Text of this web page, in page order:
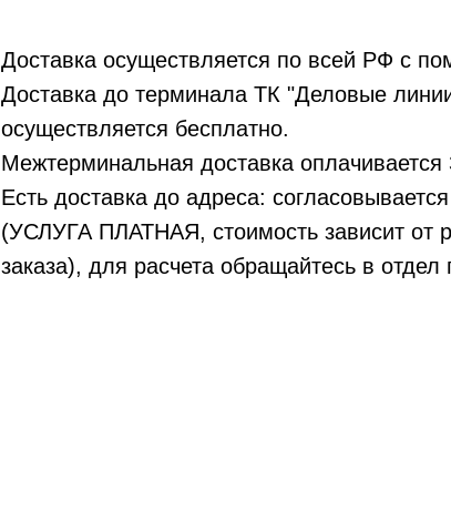
Доставка осуществляется по всей РФ с
Доставка до терминала ТК "Деловые
осуществляется бесплатно.
Межтерминальная доставка оплачивается
Есть доставка до адреса:
(УСЛУГА ПЛАТНАЯ, стоимость зависит от
заказа), для расчета обращайтесь в отдел